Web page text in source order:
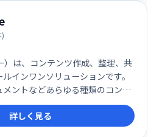
は、コンテンツ作成、整理、共
インワンソリューションです。
ントなどあらゆる種類のコンテ
し、検索・共有を容易にします。
コンテンツビジネスの構築を強
者とのエンゲージメントを高め、
詳しく見る